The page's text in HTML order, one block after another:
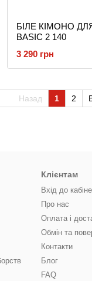
БІЛЕ КІМОНО
BASIC 2 140
3 290 грн
Назад 1 2
Клієнтам
Вхід до
Про нас
Оплата і
Обмін та
Контакти
Блог
FAQ